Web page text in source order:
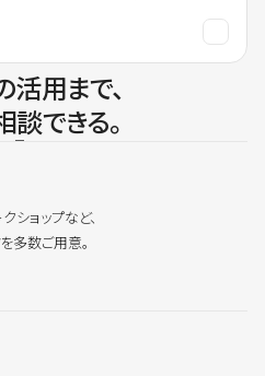
用まで、
談できる。
ショップなど、
多数ご用意。